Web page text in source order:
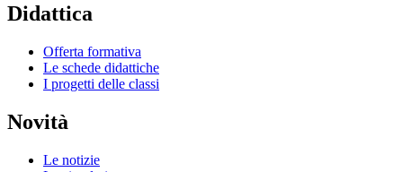
Didattica
Offerta formativa
Le schede didattiche
I progetti delle classi
Novità
Le notizie